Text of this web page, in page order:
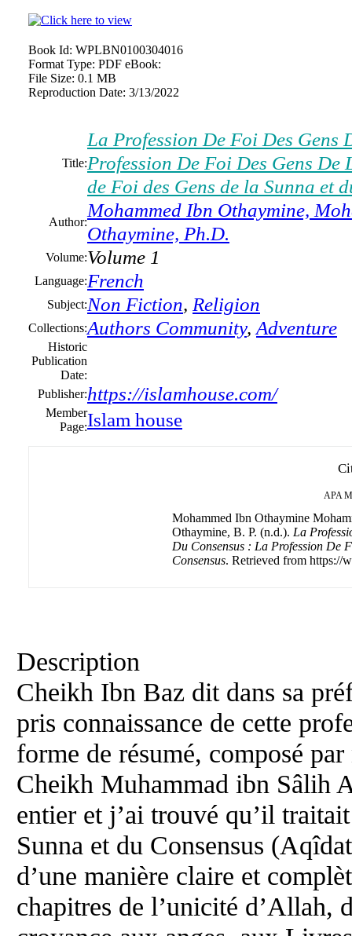
Book Id: WPLBN0100304016
Format Type: PDF eBook:
File Size: 0.1 MB
Reproduction Date: 3/13/2022
Title:
La Profession De Foi Des Gens
Profession De Foi Des Gens
de Foi des Gens de la Sunna et
Author:
Mohammed Ibn Othaymine,
Othaymine, Ph.D.
Volume:Volume 1
Language:French
Subject:Non Fiction, Religion
Collections:Authors Community, Adventure
Historic
Publication
Date:
Publisher:https://islamhouse.com/
Member
Page:Islam house
APA
Mohammed Ibn Othaymine
Othaymine, B. P. (n.d.). La
Du Consensus : La Profession De
Consensus. Retrieved from https://
Description
Cheikh Ibn Baz dit dans sa
pris connaissance de cette
forme de résumé, composé
Cheikh Muhammad ibn Sâlih
entier et j’ai trouvé qu’il
Sunna et du Consensus
d’une manière claire et
chapitres de l’unicité d’Allah,